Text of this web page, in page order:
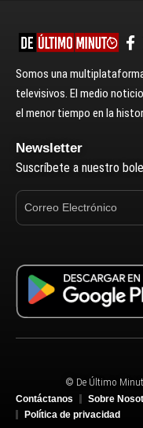
Somos una
televisivos. El medio
el menor tiempo en la
Newsletter
Suscríbete a nuestro
© De Último
Contáctanos
Sobre
Política de privacidad